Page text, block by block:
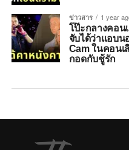
ข่าวสาร 1 year
โป๊ะกลางคอน
จับได้ว่าแอบน
Cam ในคอน
กอดกับชู้รัก